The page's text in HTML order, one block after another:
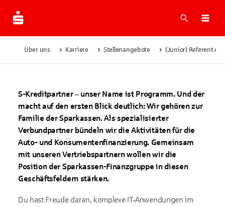
Suche
Über uns Karriere Stellenangebote (Junior) Referent
S-Kreditpartner – unser Name ist Programm. Und der
macht auf den ersten Blick deutlich: Wir gehören zur
Familie der Sparkassen. Als spezialisierter
Verbundpartner bündeln wir die Aktivitäten für die
Auto- und Konsumentenfinanzierung. Gemeinsam
mit unseren Vertriebspartnern wollen wir die
Position der Sparkassen-Finanzgruppe in diesen
Geschäftsfeldern stärken.
Du hast Freude daran, komplexe IT‑Anwendungen im